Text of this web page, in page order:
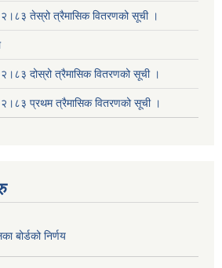
तेस्रो त्रैमासिक वितरणको सूची ।
दोस्रो त्रैमासिक वितरणको सूची ।
प्रथम त्रैमासिक वितरणको सूची ।
बोर्डको निर्णय